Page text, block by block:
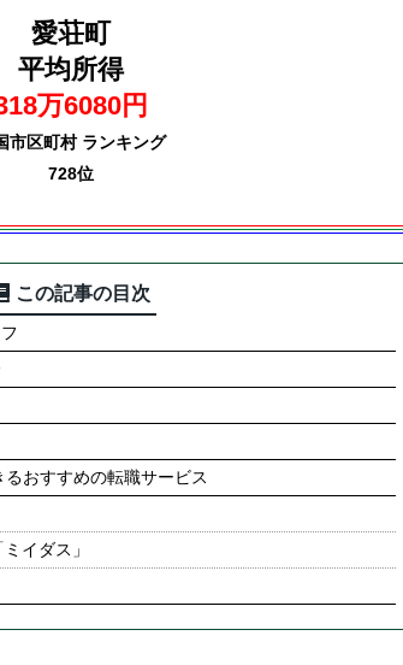
愛荘町
平均所得
万6080円
市区町村 ランキング
728位
この記事の目次
おすすめの転職サービス
イダス」